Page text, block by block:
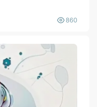
860